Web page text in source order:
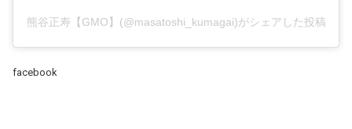
熊谷正寿【GMO】(@masatoshi_kumagai)がシェアした投稿
facebook